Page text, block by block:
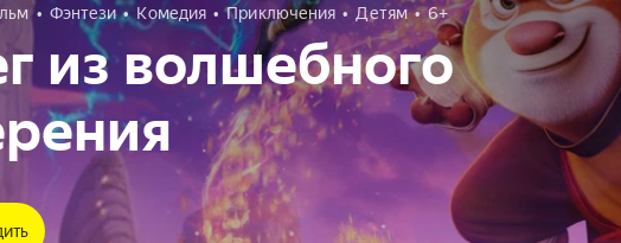
Фэнтези Комедия Приключения Детям 6+
из волшебного